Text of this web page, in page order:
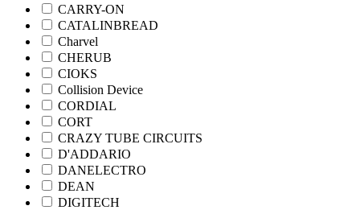
CARRY-ON
CATALINBREAD
Charvel
CHERUB
CIOKS
Collision Device
CORDIAL
CORT
CRAZY TUBE CIRCUITS
D'ADDARIO
DANELECTRO
DEAN
DIGITECH